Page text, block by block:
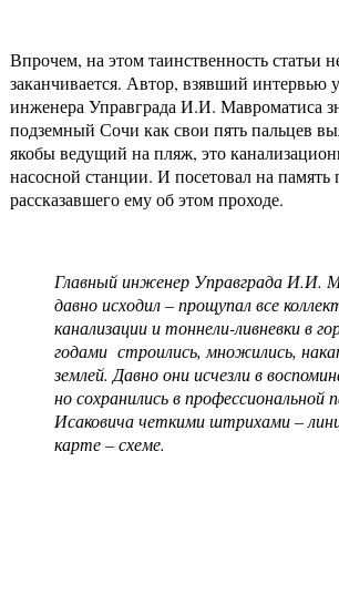
Впрочем, на этом таинственность статьи
заканчивается. Автор, взявший интервью
инженера Управграда И.И. Мавроматиса
подземный Сочи как свои пять пальцев
якобы ведущий на пляж, это
насосной станции. И посетовал на память
рассказавшего ему об этом проходе.
Главный инженер Управграда И.И.
давно исходил – прощупал все
канализации и тоннели-ливневки в
годами строились, множились,
землей. Давно они исчезли в
но сохранились в
Исаковича четкими штрихами –
карте – схеме.